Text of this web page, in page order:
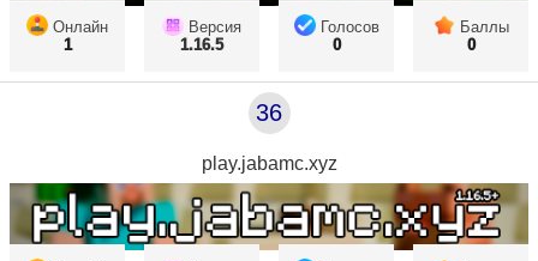
Онлайн
1
Версия
1.16.5
Голосов
0
Баллы
0
36
play.jabamc.xyz